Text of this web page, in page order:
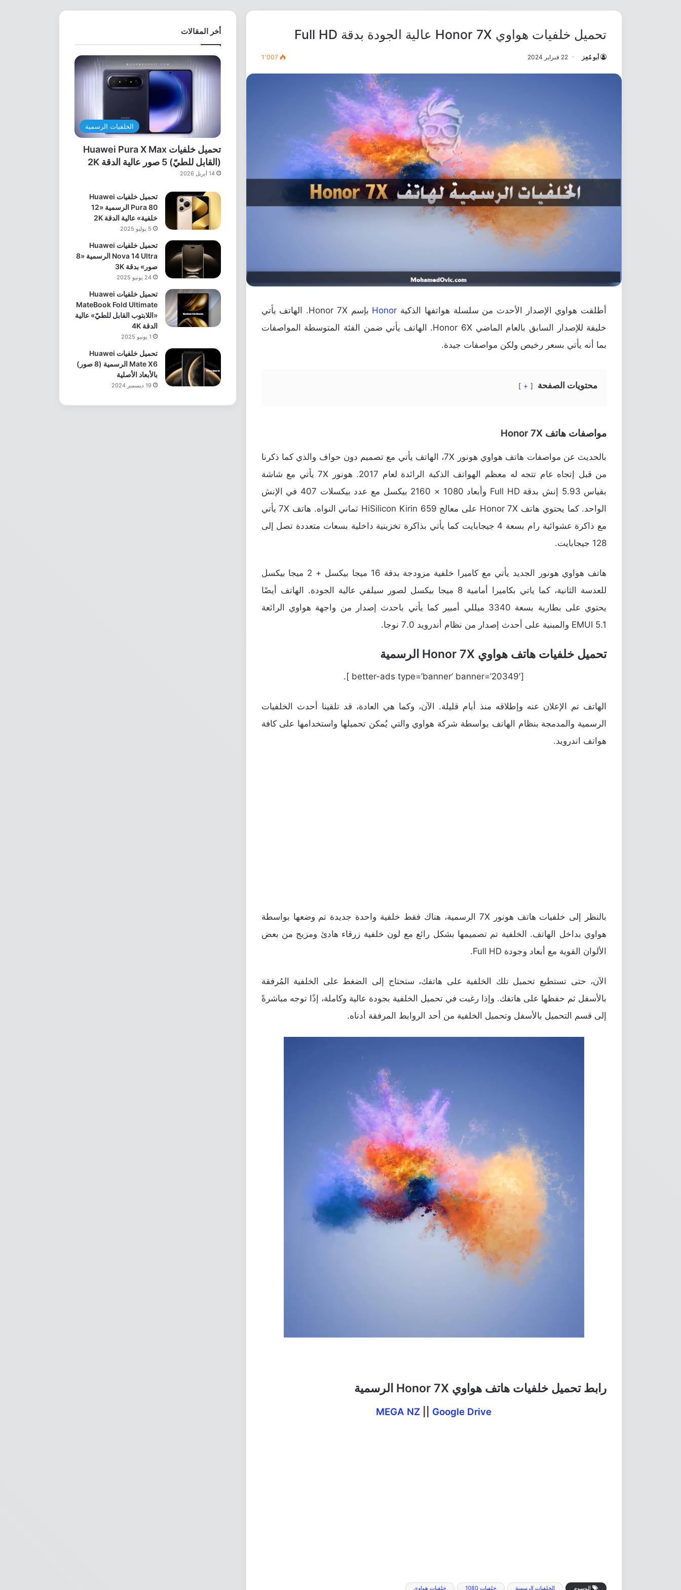
تحميل خلفيات هواوي Honor 7X عالية الجودة بدقة Full HD
أبو مُعِز 22 فبراير 2024 1٬007
أطلقت هواوي الإصدار الأحدث من سلسلة هواتفها الذكية Honor
بإسم Honor 7X. الهاتف يأتي
خليفة للإصدار السابق بالعام الماضي Honor 6X. الهاتف يأتي ضمن الفئة المتوسطة المواصفات
بما أنه يأتي بسعر رخيص ولكن مواصفات جيدة.
محتويات الصفحة +
مواصفات هاتف Honor 7X
بالحديث عن مواصفات هاتف هواوي هونور 7X، الهاتف يأتي مع تصميم دون حواف والذي كما ذكرنا
من قبل إتجاه عام تتجه له معظم الهواتف الذكية الرائدة لعام 2017. هونور 7X يأتي مع شاشة
بقياس 5.93 إنش بدقة Full HD وأبعاد 1080 × 2160 بيكسل مع عدد بيكسلات 407 في الإنش
الواحد. كما يحتوي هاتف Honor 7X على معالج HiSilicon Kirin 659 ثماني النواه. هاتف 7X يأتي
مع ذاكرة عشوائية رام بسعة 4 جيجابايت كما يأتي بذاكرة تخزينية داخلية بسعات متعددة تصل إلى
128 جيجابايت.
هاتف هواوي هونور الجديد يأتي مع كاميرا خلفية مزودجة بدقة 16 ميجا بيكسل + 2 ميجا بيكسل
للعدسة الثانية، كما ياتي بكاميرا أمامية 8 ميجا بيكسل لصور سيلفي عالية الجودة. الهاتف أيضًا
يحتوي على بطارية بسعة 3340 ميللي أمبير كما يأتي باحدث إصدار من واجهة هواوي الرائعة
EMUI 5.1 والمبنية على أحدث إصدار من نظام أندرويد 7.0 نوجا.
تحميل خلفيات هاتف هواوي Honor 7X الرسمية
[better-ads type=’banner’ banner=’20349′ ].
الهاتف تم الإعلان عنه وإطلاقه منذ أيام قليلة. الآن، وكما هي العادة، قد تلقينا أحدث الخلفيات
الرسمية والمدمجة بنظام الهاتف بواسطة شركة هواوي والتي يُمكن تحميلها واستخدامها على كافة
هواتف اندرويد.
بالنظر إلى خلفيات هاتف هونور 7X الرسمية، هناك فقط خلفية واحدة جديدة تم وضعها بواسطة
هواوي بداخل الهاتف. الخلفية تم تصميمها بشكل رائع مع لون خلفية زرقاء هادئ ومزيج من بعض
الألوان القوية مع أبعاد وجودة Full HD.
الآن، حتى تستطيع تحميل تلك الخلفية على هاتفك، ستحتاج إلى الضغط على الخلفية المُرفقة
بالأسفل ثم حفظها على هاتفك. وإذا رغبت في تحميل الخلفية بجودة عالية وكاملة، إذًا توجه مباشرةً
إلى قسم التحميل بالأسفل وتحميل الخلفية من أحد الروابط المرفقة أدناه.
رابط تحميل خلفيات هاتف هواوي Honor 7X الرسمية
MEGA NZ Google Drive
الوسوم الخلفيات الرسمية خلفيات 1080 خلفيات هواوي
أخر المقالات
الخلفيات الرسمية
تحميل خلفيات Huawei Pura X Max
(القابل للطيّ) 5 صور عالية الدقة 2K
14 أبريل 2026
تحميل خلفيات Huawei
Pura 80 الرسمية «12
خلفية» عالية الدقة 2K
5 يوليو 2025
تحميل خلفيات Huawei
Nova 14 Ultra الرسمية «8
صور» بدقة 3K
24 يونيو 2025
تحميل خلفيات Huawei
MateBook Fold Ultimate
«اللابتوب القابل للطيّ» عالية
الدقة 4K
1 يونيو 2025
تحميل خلفيات Huawei
Mate X6 الرسمية (8 صور)
بالأبعاد الأصلية
19 ديسمبر 2024